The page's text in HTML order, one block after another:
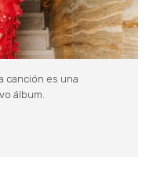
canción es una
álbum.